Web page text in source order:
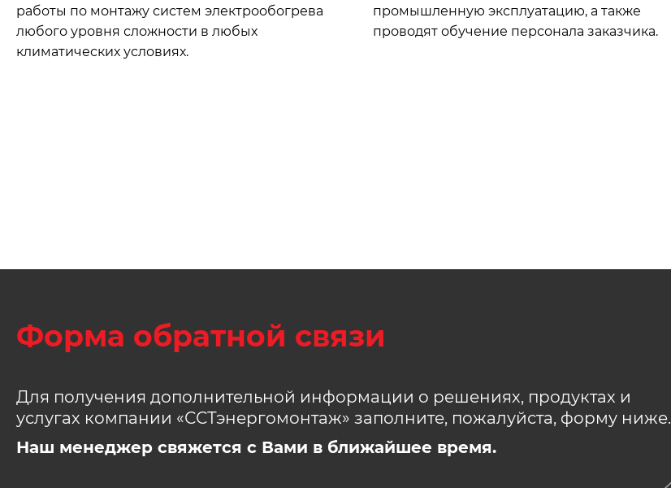
работы по монтажу систем электрообогрева
любого уровня сложности в любых
климатических условиях.
промышленную эксплуатацию, а также
проводят обучение персонала заказчика.
Форма обратной связи
Для получения дополнительной информации о решениях, продуктах и
услугах компании «ССТэнергомонтаж» заполните, пожалуйста, форму ниже.
Наш менеджер свяжется с Вами в ближайшее время.